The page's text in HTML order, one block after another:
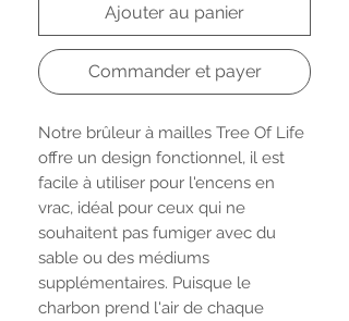
Ajouter au panier
Commander et payer
Notre brûleur à mailles Tree Of Life
offre un design fonctionnel, il est
facile à utiliser pour l'encens en
vrac, idéal pour ceux qui ne
souhaitent pas fumiger avec du
sable ou des médiums
supplémentaires. Puisque le
charbon prend l'air de chaque